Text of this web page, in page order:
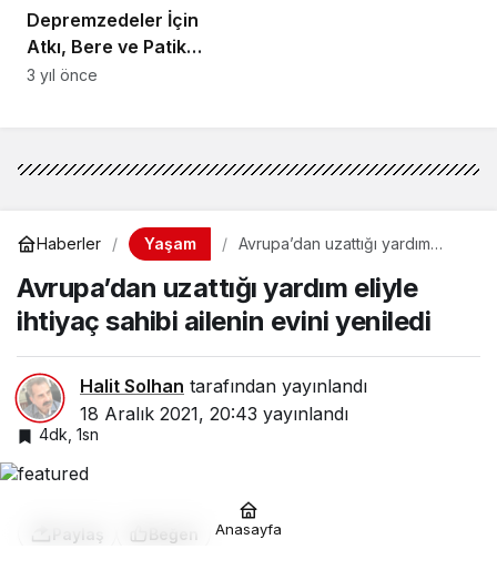
Depremzedeler İçin
Atkı, Bere ve Patik
Örüyorlar
3 yıl önce
Haberler Yaşam
Avrupa’dan uzattığı yardım
yeniledi
Avrupa’dan uzattığı yardım eliyle
ihtiyaç sahibi ailenin evini yeniledi
Halit Solhan tarafından yayınlandı
18 Aralık 2021, 20:43 yayınlandı
4dk, 1sn
Beğen Anasayfa